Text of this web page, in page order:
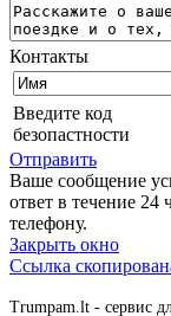
Контакты
Введите код
безопастности
Отправить
Ваше сообщение
ответ в течение 24
телефону.
Закрыть окно
Ссылка
Trumpam.lt - сервис